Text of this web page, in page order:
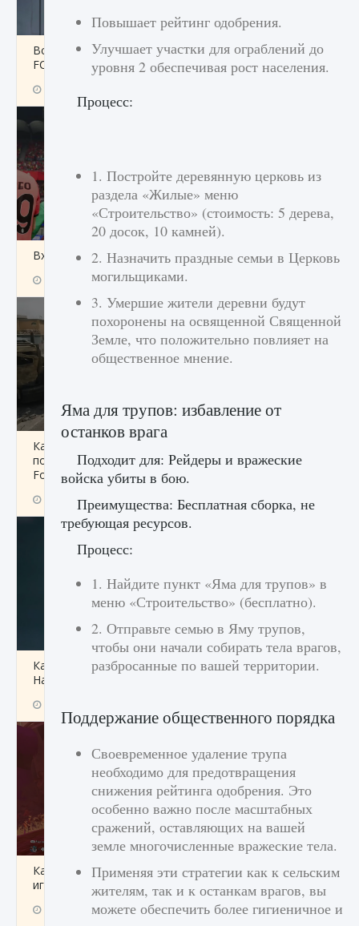
Все новые функции в режиме карьеры EA
FC 25
Входят ли «Милан» и «Интер» в EA FC 25
9 августа 2024 2 064
Как исправить текстовую ошибку
пользовательского интерфейса Delta
Force Hawk Ops
9 августа 2024 1 945 0
Как проверить статус сервера Delta Force
Hawk Ops
Как приручить существ джунглей Нари в
игре Creatures of Ava
9 августа 2024 1 218 0 0
Повышает рейтинг одобрения.
Улучшает участки для ограблений до
уровня 2 обеспечивая рост населения.
Процесс:
1. Постройте деревянную церковь из
раздела «Жилые» меню
«Строительство» (стоимость: 5 дерева,
20 досок, 10 камней).
2. Назначить праздные семьи в Церковь
могильщиками.
3. Умершие жители деревни будут
похоронены на освященной Священной
Земле, что положительно повлияет на
общественное мнение.
Яма для трупов: избавление от
останков врага
Подходит для: Рейдеры и вражеские
войска убиты в бою.
Преимущества: Бесплатная сборка, не
требующая ресурсов.
Процесс:
1. Найдите пункт «Яма для трупов» в
меню «Строительство» (бесплатно).
2. Отправьте семью в Яму трупов,
чтобы они начали собирать тела врагов,
разбросанные по вашей территории.
Поддержание общественного порядка
Своевременное удаление трупа
необходимо для предотвращения
снижения рейтинга одобрения. Это
особенно важно после масштабных
сражений, оставляющих на вашей
земле многочисленные вражеские тела.
Применяя эти стратегии как к сельским
жителям, так и к останкам врагов, вы
можете обеспечить более гигиеничное и